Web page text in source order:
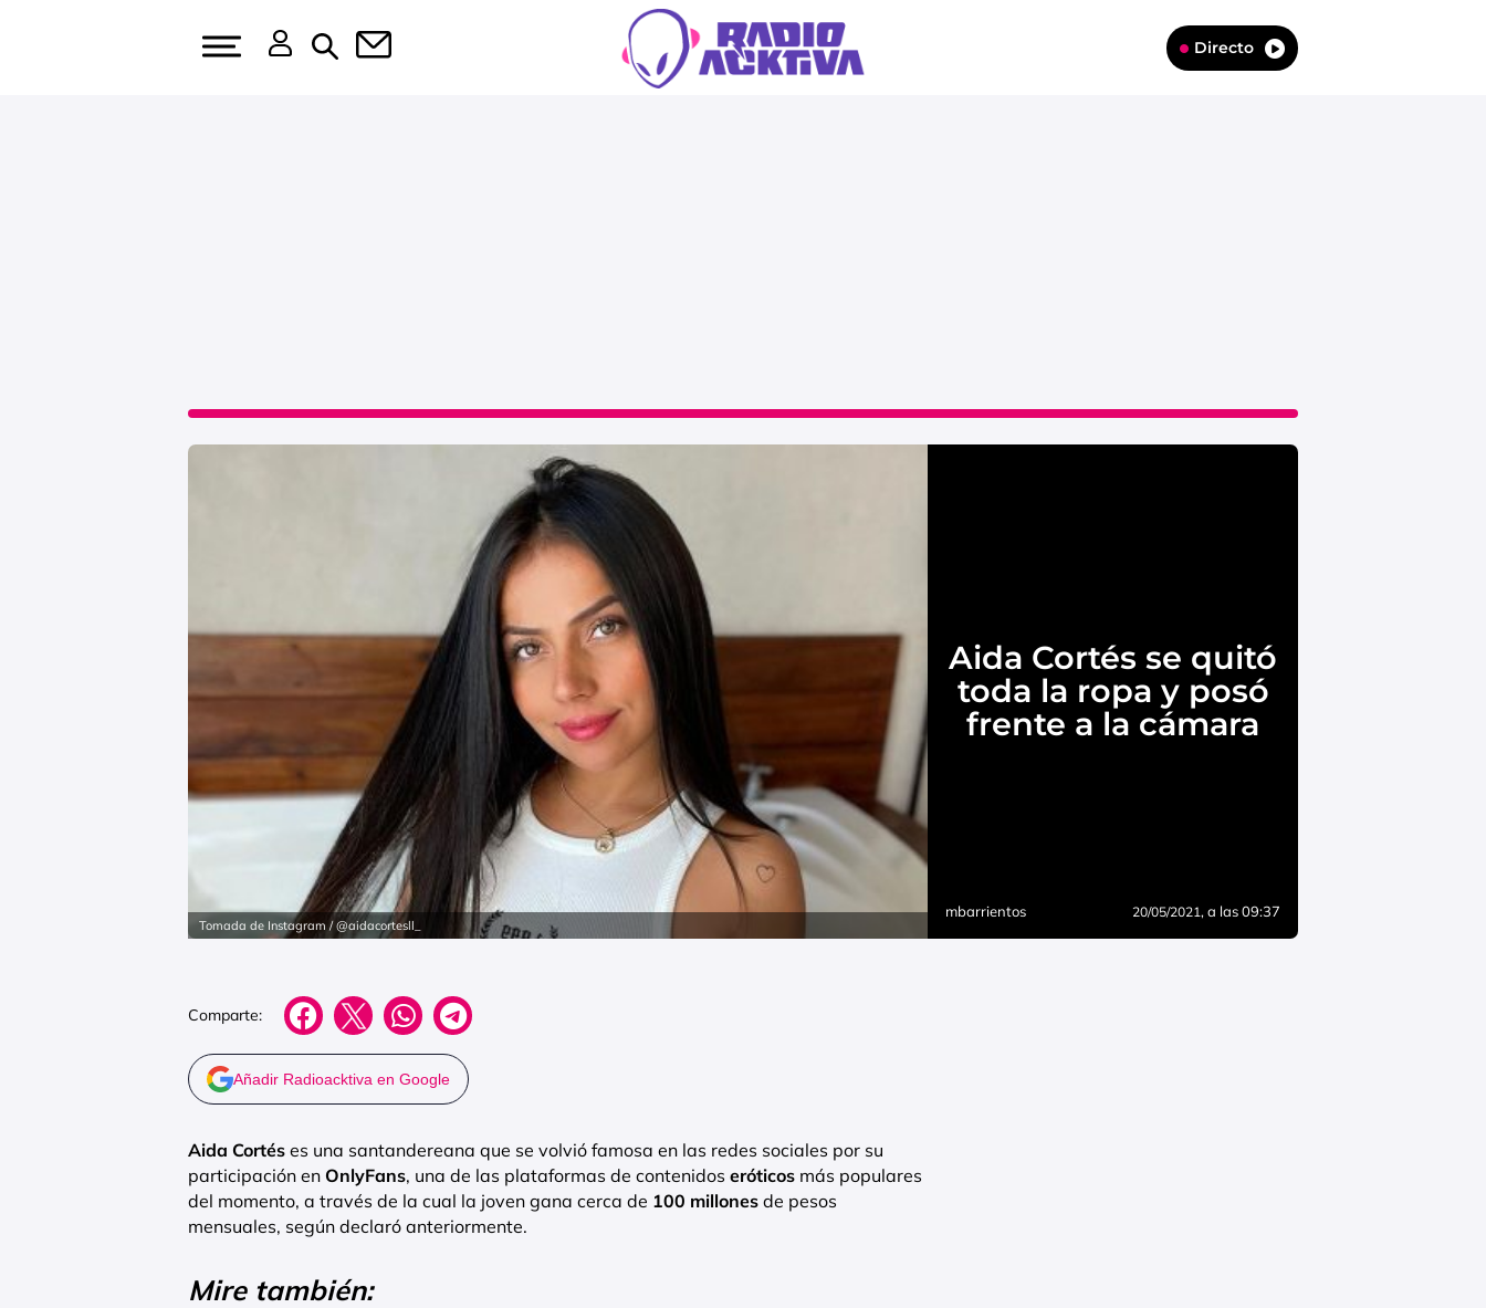
Directo
Tomada de Instagram / @aidacortesll_
Aida Cortés se quitó
toda la ropa y posó
frente a la cámara
mbarrientos 20/05/2021 , a las 09:37
Comparte:
Añadir Radioacktiva en Google
Aida Cortés es una santandereana que se volvió famosa en las redes sociales por su
participación en OnlyFans, una de las plataformas de contenidos eróticos más populares
del momento, a través de la cual la joven gana cerca de 100 millones de pesos
mensuales, según declaró anteriormente.
Mire también: